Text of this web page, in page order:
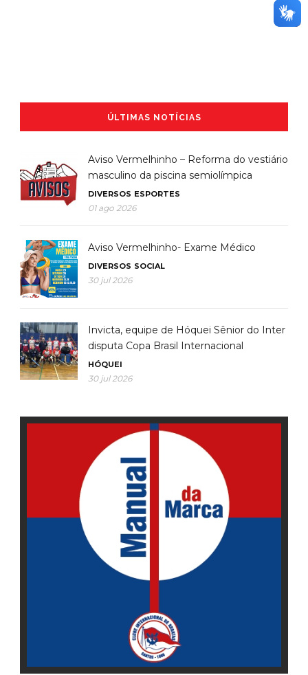
ÚLTIMAS NOTÍCIAS
Aviso Vermelhinho – Reforma do vestiário
masculino da piscina semiolímpica
DIVERSOS ESPORTES
01 ago 2026
Aviso Vermelhinho- Exame Médico
DIVERSOS SOCIAL
30 jul 2026
Invicta, equipe de Hóquei Sênior do Inter
disputa Copa Brasil Internacional
HÓQUEI
30 jul 2026